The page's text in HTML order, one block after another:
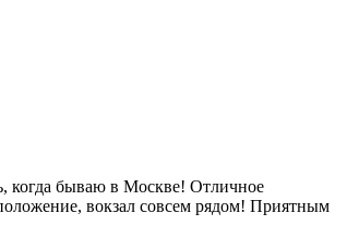
когда бываю в Москве! Отличное
вокзал совсем рядом! Приятным